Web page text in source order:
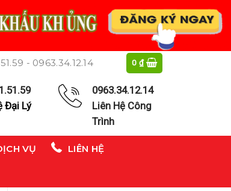
- 0963.34.12.14 0₫
Đại Lý
0963.34.12.14
Liên Hệ Công
Trình
VỤ LIÊN HỆ